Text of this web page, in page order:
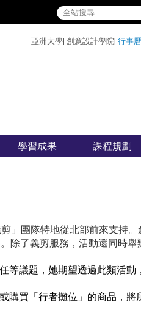
亞洲大學| 創意設計學院| 行事曆
學習成果 課程規劃
」團隊特地從北部前來支持。
除了義剪服務，活動還同時舉
等議題，她期望透過此類活動
購買「行者攤位」的商品，將